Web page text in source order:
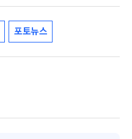
포토뉴스